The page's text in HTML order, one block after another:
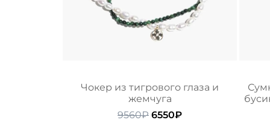
Чокер из тигрового глаза и
жемчуга
9560₽ Первоначальная
6550₽Текущая